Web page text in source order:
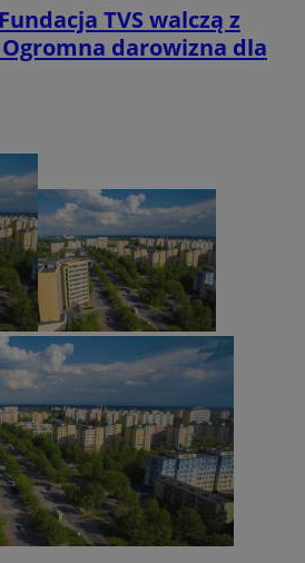
TVS walczą z
darowizna dla